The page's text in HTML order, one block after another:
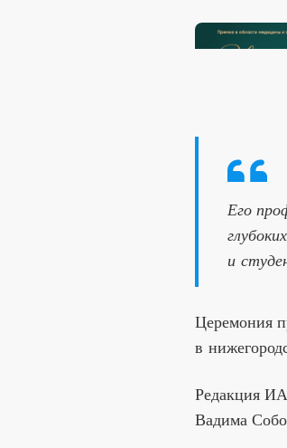
Его
и
Церемония
в
Редакция
Вадима